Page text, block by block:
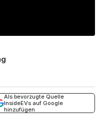
Als bevorzugte Quelle
InsideEVs auf Google
hinzufügen